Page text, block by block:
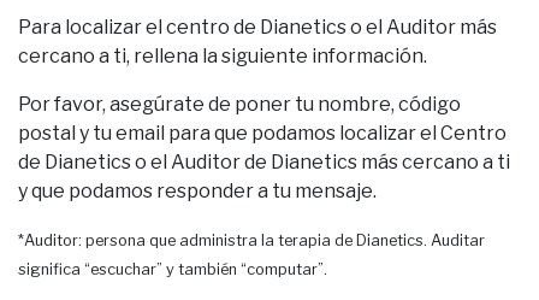
Para localizar el centro de Dianetics o el Auditor más
cercano a ti, rellena la siguiente información.
Por favor, asegúrate de poner tu nombre, código
postal y tu email para que podamos localizar el Centro
de Dianetics o el Auditor de Dianetics más cercano a ti
y que podamos responder a tu mensaje.
*Auditor: persona que administra la terapia de Dianetics. Auditar
significa “escuchar” y también “computar”.